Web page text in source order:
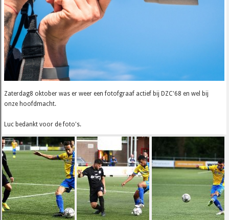
Zaterdag8 oktober was er weer een fotofgraaf actief bij DZC'68 en wel bij
onze hoofdmacht.
Luc bedankt voor de foto's.